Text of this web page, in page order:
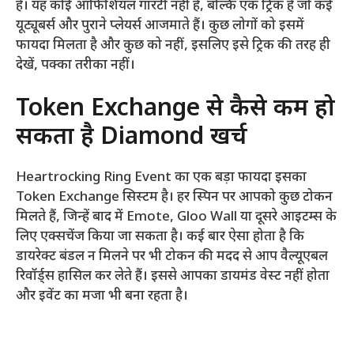
है। यह कोई ऑफिशियल गारंटी नहीं है, बल्कि एक ट्रिक है जो कई
यूट्यूबर्स और पुराने प्लेयर्स आजमाते हैं। कुछ लोगों को इसमें
फायदा मिलता है और कुछ को नहीं, इसलिए इसे ट्रिक की तरह ही
देखें, पक्का तरीका नहीं।
Token Exchange से कैसे कम हो
सकता है Diamond खर्च
Heartrocking Ring Event का एक बड़ा फायदा इसका
Token Exchange सिस्टम है। हर स्पिन पर आपको कुछ टोकन
मिलते हैं, जिन्हें बाद में Emote, Gloo Wall या दूसरे आइटम्स के
लिए एक्सचेंज किया जा सकता है। कई बार ऐसा होता है कि
डायरेक्ट बंडल न मिलने पर भी टोकन की मदद से आप वैल्यूएबल
रिवॉर्ड्स हासिल कर लेते हैं। इससे आपका डायमंड वेस्ट नहीं होता
और इवेंट का मजा भी बना रहता है।